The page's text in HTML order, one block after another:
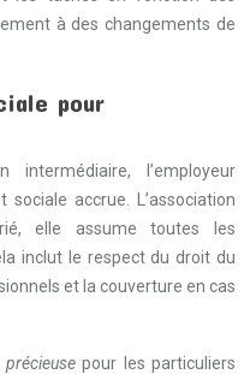
à des changements de
pour
l’employeur
sociale accrue. L’association
elle assume toutes les
inclut le respect du droit du
et la couverture en cas
précieusepour les particuliers